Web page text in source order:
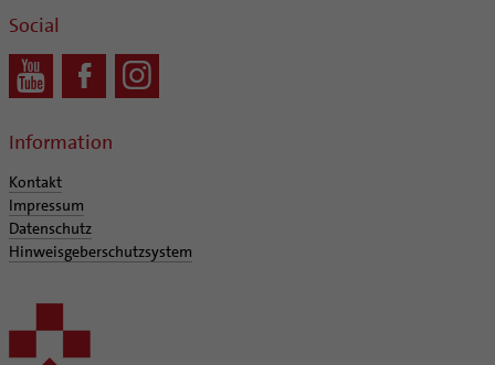
Social
Information
Kontakt
Impressum
Datenschutz
Hinweisgeberschutzsystem